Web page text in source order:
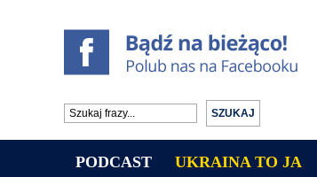
PODCAST UKRAINA TO JA